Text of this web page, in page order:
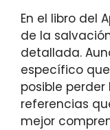
En el libro del
de la
detallada.
específico
posible
referencias
mejor